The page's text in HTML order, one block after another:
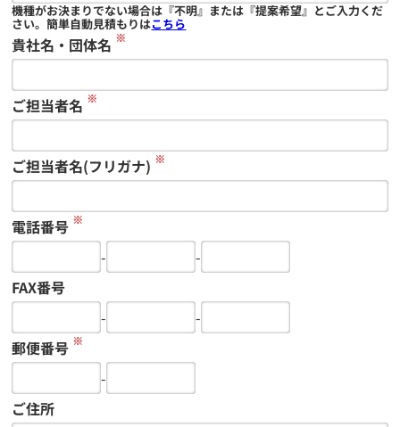
機種がお決まりでない場合は『不明』または『提案希望』とご入力くだ
さい。簡単自動見積もりはこちら
貴社名・団体名 ※
ご担当者名 ※
ご担当者名(フリガナ) ※
電話番号 ※
-
-
FAX番号
-
-
郵便番号 ※
-
ご住所